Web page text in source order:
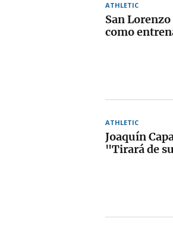
ATHLETIC
San
como
ATHLETIC
Joaquín
"Tirará de